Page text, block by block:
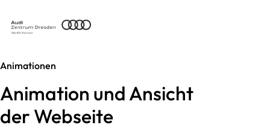
Animationen
Animation und Ansicht
der Webseite